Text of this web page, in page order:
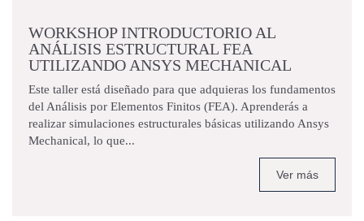
WORKSHOP INTRODUCTORIO AL
ANÁLISIS ESTRUCTURAL FEA
UTILIZANDO ANSYS MECHANICAL
Este taller está diseñado para que adquieras los fundamentos
del Análisis por Elementos Finitos (FEA). Aprenderás a
realizar simulaciones estructurales básicas utilizando Ansys
Mechanical, lo que...
Ver más